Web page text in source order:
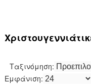
Ταξινόμηση:
Εμφάνιση: